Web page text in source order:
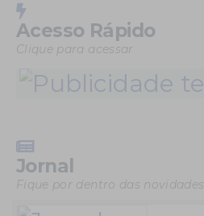
Acesso Rápido
Clique para acessar
Jornal
Fique por dentro das novidades